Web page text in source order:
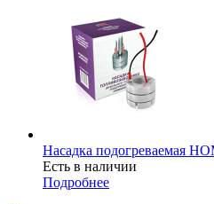
Насадка подогреваемая
Есть в наличии
Подробнее